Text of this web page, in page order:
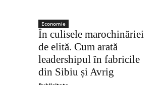
Economie
În culisele marochinăriei
de elită. Cum arată
leadershipul în fabricile
din Sibiu și Avrig